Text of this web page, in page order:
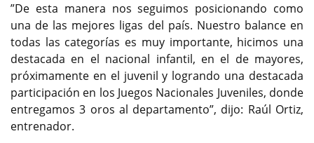
”De esta manera nos seguimos posicionando como
una de las mejores ligas del país. Nuestro balance en
todas las categorías es muy importante, hicimos una
destacada en el nacional infantil, en el de mayores,
próximamente en el juvenil y logrando una destacada
participación en los Juegos Nacionales Juveniles, donde
entregamos 3 oros al departamento”, dijo: Raúl Ortiz,
entrenador.